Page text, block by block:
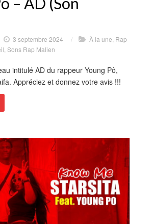
3 septembre 2024 / À la une Rap
Sons Rap Malien
intitulé AD du rappeur Young Pô,
Appréciez et donnez votre avis !!!